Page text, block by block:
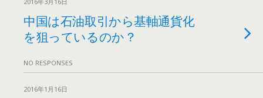
中国は石油取引から基軸通貨化
を狙っているのか？
NO RESPONSES
2016年1月16日